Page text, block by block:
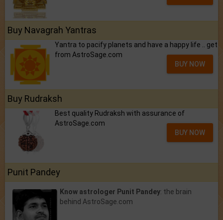
Buy Navagrah Yantras
Yantra to pacify planets and have a happy life .. get
from AstroSage.com
BUY NOW
Buy Rudraksh
Best quality Rudraksh with assurance of
AstroSage.com
BUY NOW
Punit Pandey
Know astrologer Punit Pandey: the brain
behind AstroSage.com